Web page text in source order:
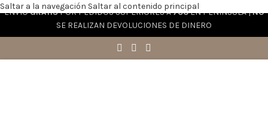
Saltar a la navegación Saltar al contenido principal
ENVÍOGRATISPOR PEDIDOS SUPERIORES A70€EN PENÍNSULA |NO
SE REALIZAN DEVOLUCIONES DE DINERO